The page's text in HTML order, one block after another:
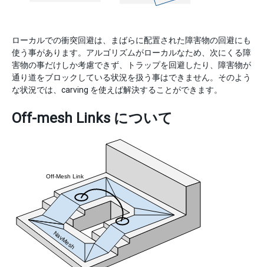
ローカルでの衝突回避は、まばらに配置された障害物の回避にも
使う事があります。アルゴリズムがローカルなため、次にくる障
害物の事だけしか考慮できず、トラップを回避したり、障害物が
通り道をブロックしている状況を扱う事はできません。そのよう
な状況では、carving を使えば解決することができます。
Off-mesh Links について